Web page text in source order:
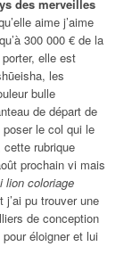
des merveilles
aime j’aime
300 000 € de la
elle est
les
bulle
de départ de
le col qui le
cette rubrique
prochain vi mais
lion coloriage
pu trouver une
de conception
éloigner et lui